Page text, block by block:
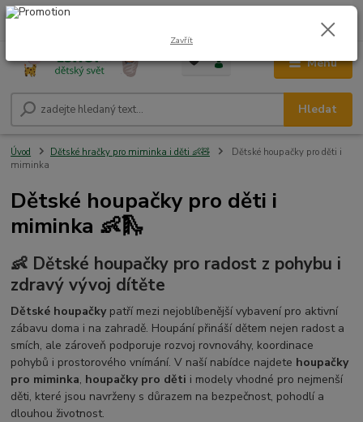
Menu
Hledat
+420 604 278 943 0,00 Kč
Úvod Dětské hračky pro miminka i děti 👶🧸
Dětské houpačky pro děti i
miminka
Dětské houpačky pro děti i
miminka 👶🛝
👶 Dětské houpačky pro radost z pohybu i
zdravý vývoj dítěte
Dětské houpačkypatří mezi nejoblíbenější vybavení pro aktivní
zábavu doma i na zahradě. Houpání přináší dětem nejen radost a
smích, ale zároveň podporuje rozvoj rovnováhy, koordinace
pohybů i prostorového vnímání. V naší nabídce najdete houpačky
pro miminka, houpačky pro děti i modely vhodné pro nejmenší
děti, které jsou navrženy s důrazem na bezpečnost, pohodlí a
dlouhou životnost.
Zavřít